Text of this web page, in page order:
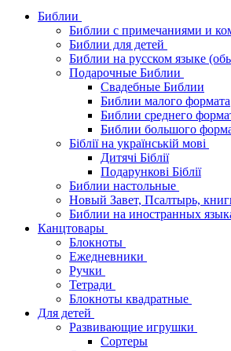
Библии
Библии с примечаниями и
Библии для детей
Библии на русском языке
Подарочные Библии
Свадебные Библии
Библии малого формата
Библии среднего
Библии большого
Біблії на українській мові
Дитячі Біблії
Подарункові Біблії
Библии настольные
Новый Завет, Псалтырь,
Библии на иностранных
Канцтовары
Блокноты
Ежедневники
Ручки
Тетради
Блокноты квадратные
Для детей
Развивающие игрушки
Сортеры